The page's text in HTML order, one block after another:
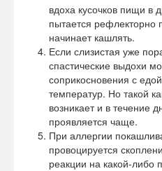
вдоха кусочков пищи в
пытается рефлекторно
начинает кашлять.
Если слизистая уже
спастические выдохи
соприкосновения с
температур. Но такой
возникает и в течение
проявляется чаще.
При аллергии
провоцируется
реакции на какой-либо